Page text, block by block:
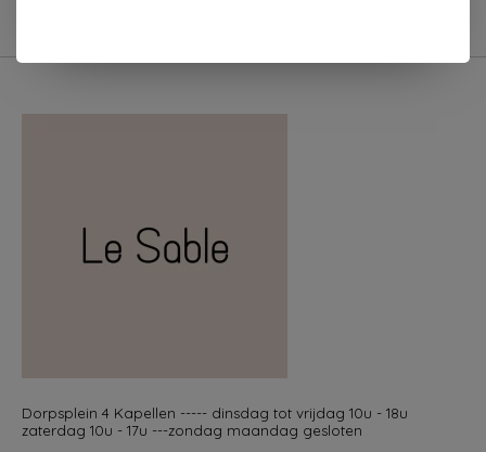
Dorpsplein 4 Kapellen ----- dinsdag tot vrijdag 10u - 18u
zaterdag 10u - 17u ---zondag maandag gesloten